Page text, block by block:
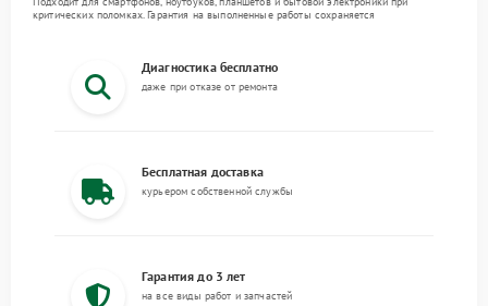
критических поломках. Гарантия на выполненные работы сохраняется
Диагностика бесплатно
даже при отказе от ремонта
Бесплатная доставка
курьером собственной службы
Гарантия до 3 лет
на все виды работ и запчастей